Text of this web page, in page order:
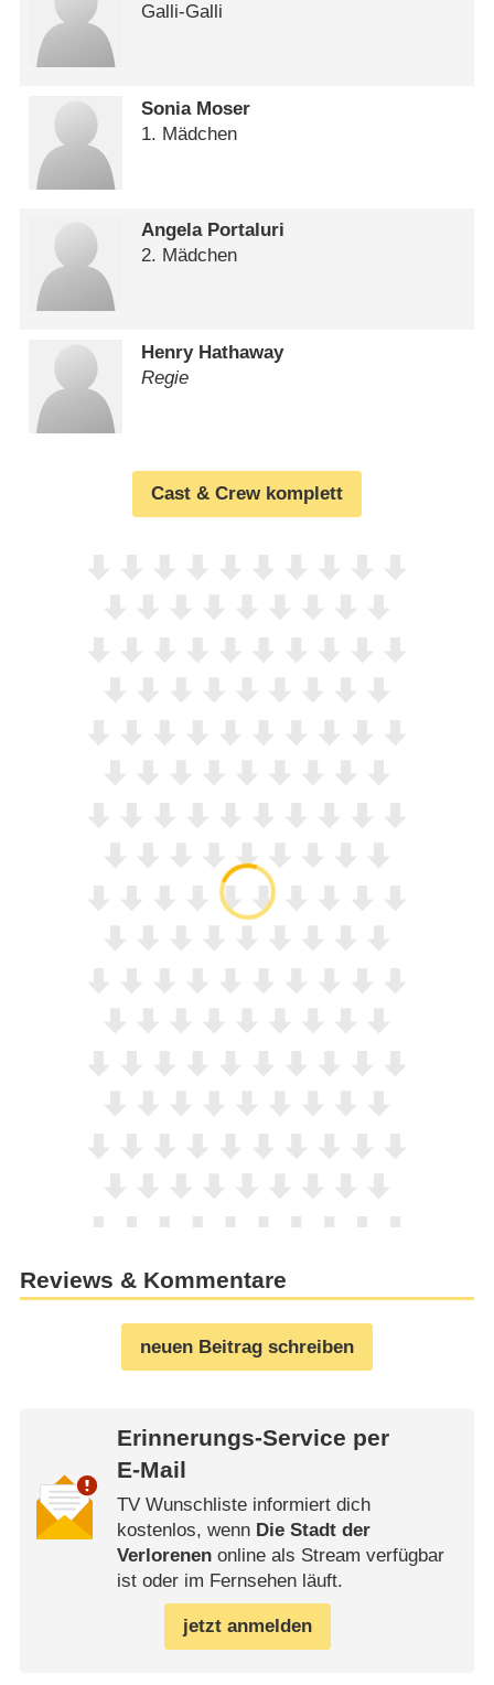
Galli-Galli
Sonia Moser
1. Mädchen
Angela Portaluri
2. Mädchen
Henry Hathaway
Regie
Cast & Crew komplett
Reviews & Kommentare
neuen Beitrag schreiben
Erinnerungs-Service per
E-Mail
TV Wunschliste informiert dich
kostenlos, wenn Die Stadt der
Verlorenenonline als Stream verfügbar
ist oder im Fernsehen läuft.
jetzt anmelden